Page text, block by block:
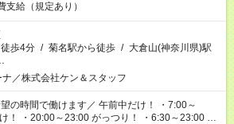
支給（規定あり）
歩4分 / 菊名駅から徒歩 / 大倉山(神奈川県)駅
／株式会社ケン＆スタッフ
働けます／ 午前中だけ！ ・7:00～